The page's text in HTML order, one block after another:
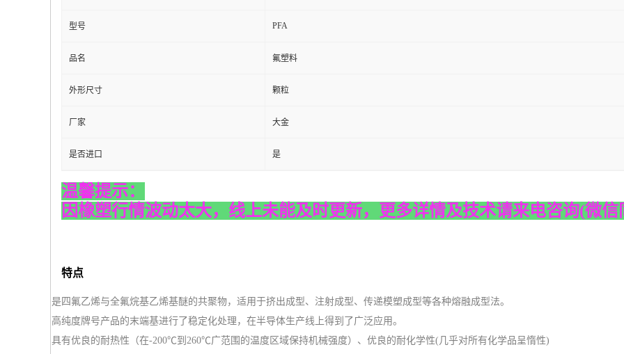
型号 PFA
品名 氟塑料
外形尺寸 颗粒
厂家 大金
是否进口 是
温馨提示：
因橡塑行情波动太大，线上未能及时更新，更多详情及技术请来电咨询(微信
特点
是四氟乙烯与全氟烷基乙烯基醚的共聚物，适用于挤出成型、注射成型、传递模塑成型等各种熔融成型法。
高纯度牌号产品的末端基进行了稳定化处理，在半导体生产线上得到了广泛应用。
具有优良的耐热性（在-200℃到260℃广范围的温度区域保持机械强度）、优良的耐化学性(几乎对所有化学品呈惰性)